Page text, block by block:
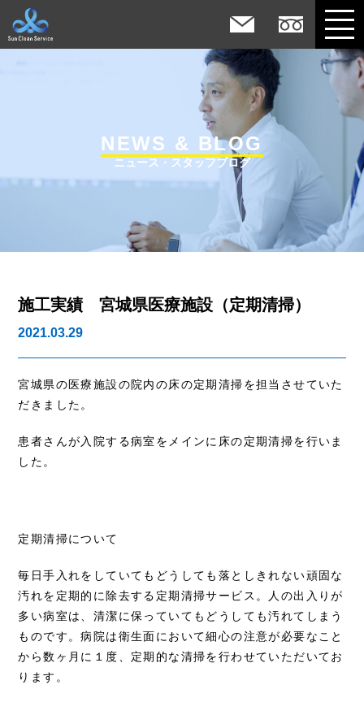
NEWS & BLOG
ニュース・スタッフブログ
施工実績 宮城県医療施設（定期清掃）
2021.03.29
宮城県の医療施設の院内の床の定期清掃を担当させていた
だきました。
患者さんが入院する病室をメインに床の定期清掃を行いま
した。
定期清掃について
毎日手入れをしていてもどうしても落としきれない頑固な
汚れを定期的に除去する定期清掃サービス。人の出入りが
多い病室は、清潔に保っていてもどうしても汚れてしまう
ものです。病院は衛生面において細心の注意が必要なこと
から数ヶ月に１度、定期的な清掃を行わせていただいてお
ります。